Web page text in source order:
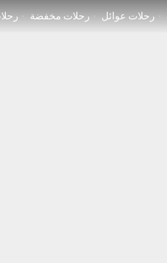
رحلات عوائل رحلات مخفضة